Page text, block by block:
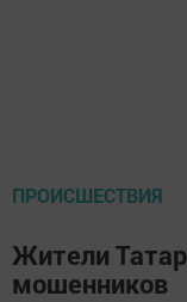
ПРОИСШЕСТВИЯ
Жители
мошенников